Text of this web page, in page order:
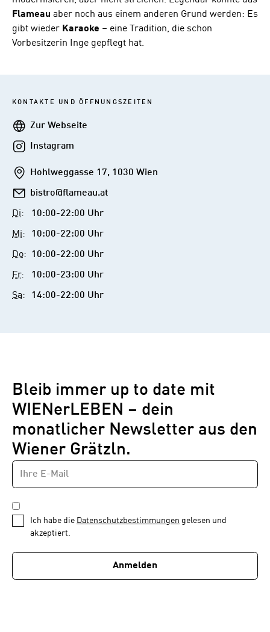
Flameau aber noch aus einem anderen Grund werden: Es
gibt wieder Karaoke – eine Tradition, die schon
Vorbesitzerin Inge gepflegt hat.
KONTAKTE UND ÖFFNUNGSZEITEN
WebseiteZur Webseite
Instagram
Instagram
AddresseHohlweggasse 17, 1030 Wien
E-
bistro@flameau.at
Di: 10:00-22:00 Uhr
Mi: 10:00-22:00 Uhr
Do: 10:00-22:00 Uhr
Fr: 10:00-23:00 Uhr
Sa: 14:00-22:00 Uhr
Bleib immer up to date mit
WIENerLEBEN – dein
monatlicher Newsletter aus den
Wiener Grätzln.
Newsletter
1
von
E-
MAIL-
ADRESSE
DATENSCHUTZBESTIMMUNGEN
*
Ich habe die Datenschutzbestimmungen gelesen und
akzeptiert.
Anmelden